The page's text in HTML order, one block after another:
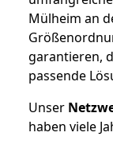
Mülheim an
garantieren,
passende
Unser
haben viele